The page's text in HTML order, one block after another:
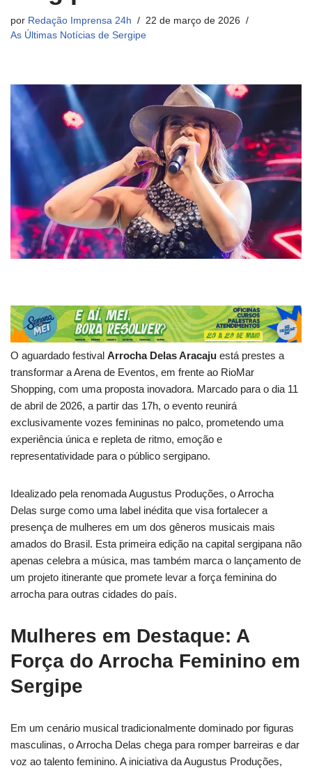
por Redação Imprensa 24h
22 de março de 2026
As Últimas Notícias de Sergipe
O aguardado festival Arrocha Delas Aracaju está prestes a
transformar a Arena de Eventos, em frente ao RioMar
Shopping, com uma proposta inovadora. Marcado para o dia 11
de abril de 2026, a partir das 17h, o evento reunirá
exclusivamente vozes femininas no palco, prometendo uma
experiência única e repleta de ritmo, emoção e
representatividade para o público sergipano.
Idealizado pela renomada Augustus Produções, o Arrocha
Delas surge como uma label inédita que visa fortalecer a
presença de mulheres em um dos gêneros musicais mais
amados do Brasil. Esta primeira edição na capital sergipana não
apenas celebra a música, mas também marca o lançamento de
um projeto itinerante que promete levar a força feminina do
arrocha para outras cidades do país.
Mulheres em Destaque: A
Força do Arrocha Feminino em
Sergipe
Em um cenário musical tradicionalmente dominado por figuras
masculinas, o Arrocha Delas chega para romper barreiras e dar
voz ao talento feminino. A iniciativa da Augustus Produções,